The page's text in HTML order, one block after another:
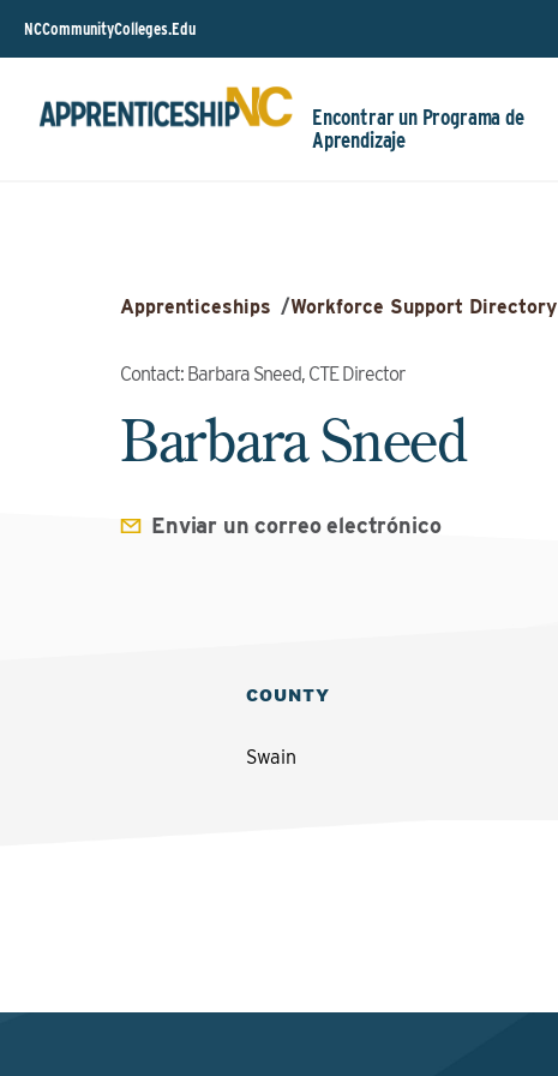
NCCommunityColleges.Edu
Encontrar un Programa de
Aprendizaje
Apprenticeships /Workforce Support Directory
Contact: Barbara Sneed, CTE Director
Barbara Sneed
Enviar un correo electrónico
COUNTY
Swain